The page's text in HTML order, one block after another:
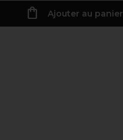
Ajouter au panier